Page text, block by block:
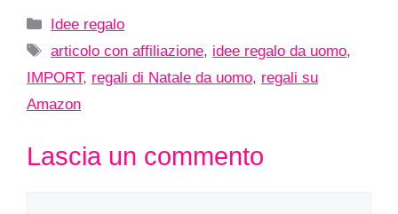
Categorie
Idee regalo
Tag
articolo con affiliazione, idee regalo da uomo,
IMPORT, regali di Natale da uomo, regali su
Amazon
Lascia un commento